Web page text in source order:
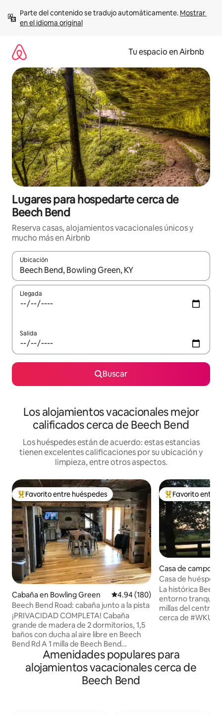
contenido
Parte del contenido se tradujo automáticamente. Mostrar
en el idioma original
Tu espacio en Airbnb
Lugares para hospedarte cerca de
Beech Bend
Reserva casas, alojamientos vacacionales únicos y
mucho más en Airbnb
Ubicación
Cuando los resultados estén disponibles, podrás navegar
Llegada
Salida
Buscar
Los alojamientos vacacionales mejor
calificados cerca de Beech Bend
Los huéspedes están de acuerdo: estas estancias
tienen excelentes calificaciones por su ubicación y
limpieza, entre otros aspectos.
De los mejores en Favorito entre huéspedes
Favorito entre huéspedes
Cabaña en Bowling Green Calificación promedio: 4.94 de
4.94 (180)
Beech Bend Road: cabaña junto a la pista
¡PRIVACIDAD COMPLETA! Cabaña
grande de madera de 2 dormitorios, 1,5
baños con ducha al aire libre en Beech
Bend Rd A 1 milla de Beech Bend
Raceway; a 1,5 millas de Kroger y del
centro de la ciudad, WKU y el Museo
Corvette. A 30 minutos del Parque
De los mejores
Favorito entre
Casa de campo
Green
Casa de
Beechmont Farm
La histórica
entorno tranquilo
millas del centro
cerca de #WKU y
mañana o tu
por informarme
tu visita. ¡Estoy
Amenidades populares para
alojamientos vacacionales cerca de
Beech Bend